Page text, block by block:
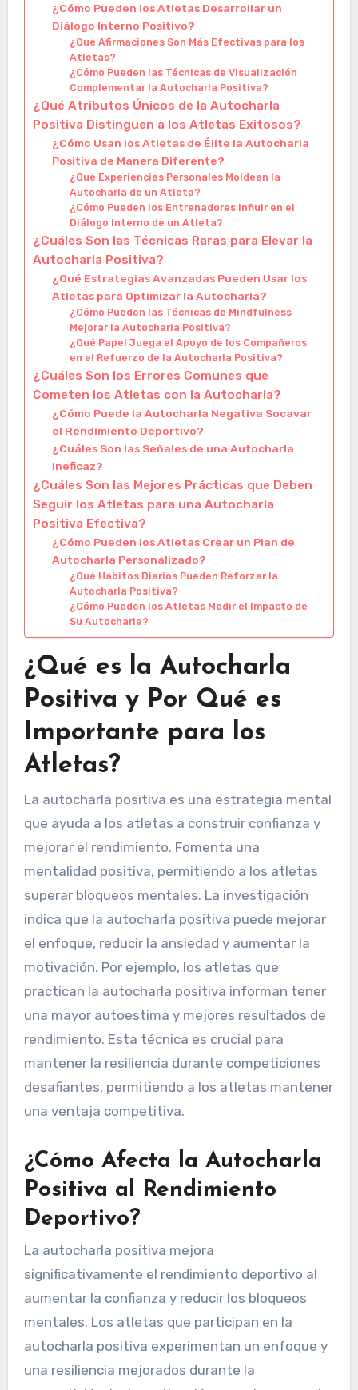
¿Cómo Pueden los Atletas Desarrollar un
Diálogo Interno Positivo?
¿Qué Afirmaciones Son Más Efectivas para los
Atletas?
¿Cómo Pueden las Técnicas de Visualización
Complementar la Autocharla Positiva?
¿Qué Atributos Únicos de la Autocharla
Positiva Distinguen a los Atletas Exitosos?
¿Cómo Usan los Atletas de Élite la Autocharla
Positiva de Manera Diferente?
¿Qué Experiencias Personales Moldean la
Autocharla de un Atleta?
¿Cómo Pueden los Entrenadores Influir en el
Diálogo Interno de un Atleta?
¿Cuáles Son las Técnicas Raras para Elevar la
Autocharla Positiva?
¿Qué Estrategias Avanzadas Pueden Usar los
Atletas para Optimizar la Autocharla?
¿Cómo Pueden las Técnicas de Mindfulness
Mejorar la Autocharla Positiva?
¿Qué Papel Juega el Apoyo de los Compañeros
en el Refuerzo de la Autocharla Positiva?
¿Cuáles Son los Errores Comunes que
Cometen los Atletas con la Autocharla?
¿Cómo Puede la Autocharla Negativa Socavar
el Rendimiento Deportivo?
¿Cuáles Son las Señales de una Autocharla
Ineficaz?
¿Cuáles Son las Mejores Prácticas que Deben
Seguir los Atletas para una Autocharla
Positiva Efectiva?
¿Cómo Pueden los Atletas Crear un Plan de
Autocharla Personalizado?
¿Qué Hábitos Diarios Pueden Reforzar la
Autocharla Positiva?
¿Cómo Pueden los Atletas Medir el Impacto de
Su Autocharla?
¿Qué es la Autocharla
Positiva y Por Qué es
Importante para los
Atletas?
La autocharla positiva es una estrategia mental
que ayuda a los atletas a construir confianza y
mejorar el rendimiento. Fomenta una
mentalidad positiva, permitiendo a los atletas
superar bloqueos mentales. La investigación
indica que la autocharla positiva puede mejorar
el enfoque, reducir la ansiedad y aumentar la
motivación. Por ejemplo, los atletas que
practican la autocharla positiva informan tener
una mayor autoestima y mejores resultados de
rendimiento. Esta técnica es crucial para
mantener la resiliencia durante competiciones
desafiantes, permitiendo a los atletas mantener
una ventaja competitiva.
¿Cómo Afecta la Autocharla
Positiva al Rendimiento
Deportivo?
La autocharla positiva mejora
significativamente el rendimiento deportivo al
aumentar la confianza y reducir los bloqueos
mentales. Los atletas que participan en la
autocharla positiva experimentan un enfoque y
una resiliencia mejorados durante la